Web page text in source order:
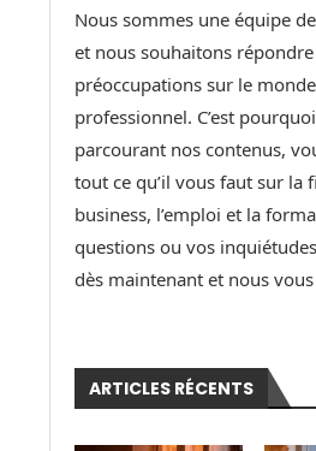
Nous sommes une équipe
et nous souhaitons
préoccupations sur le monde
professionnel. C’est
parcourant nos contenus,
tout ce qu’il vous faut sur la
business, l’emploi et la
questions ou vos
dès maintenant et nous
ARTICLES RÉCENTS